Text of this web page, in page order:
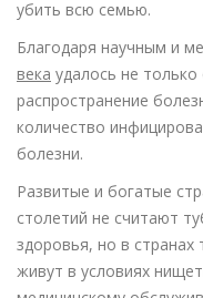
убить всю семью.
Благодаря научным и
века удалось не
распространение
количество
болезни.
Развитые и богатые
столетий не считают
здоровья, но в странах
живут в условиях